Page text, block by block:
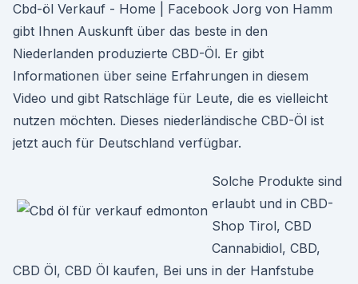
Cbd-öl Verkauf - Home | Facebook Jorg von Hamm
gibt Ihnen Auskunft über das beste in den
Niederlanden produzierte CBD-Öl. Er gibt
Informationen über seine Erfahrungen in diesem
Video und gibt Ratschläge für Leute, die es vielleicht
nutzen möchten. Dieses niederländische CBD-Öl ist
jetzt auch für Deutschland verfügbar.
Solche Produkte sind
erlaubt und in CBD-
Shop Tirol, CBD
Cannabidiol, CBD,
CBD Öl, CBD Öl kaufen, Bei uns in der Hanfstube